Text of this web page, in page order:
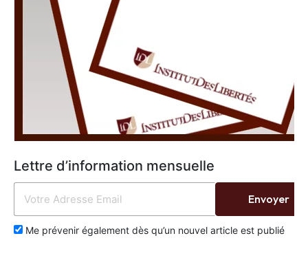
Lettre d’information mensuelle
Me prévenir également dès qu’un nouvel article est publié
Envoyer